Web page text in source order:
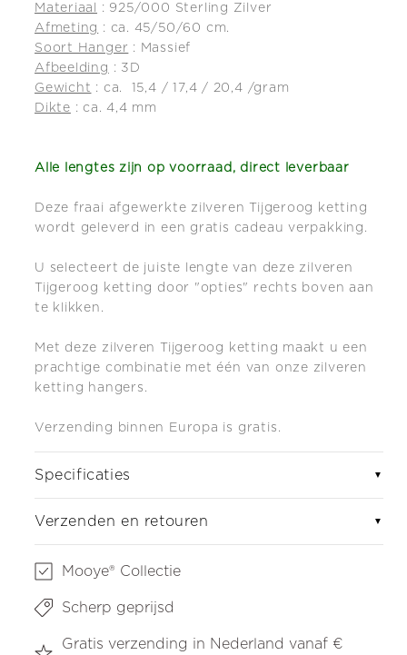
45
cm
45
cm
Materiaal
: 925/000 Sterling Zilver
Afmeting : ca. 45/50/60 cm.
Soort Hanger : Massief
Afbeelding : 3D
Gewicht : ca. 15,4 / 17,4 / 20,4 /gram
Dikte : ca. 4,4 mm
Alle lengtes zijn op voorraad, direct leverbaar
Deze fraai afgewerkte zilveren Tijgeroog ketting
wordt geleverd in een gratis cadeau verpakking.
U selecteert de juiste lengte van deze zilveren
Tijgeroog ketting door "opties" rechts boven aan
te klikken.
Met deze zilveren Tijgeroog ketting maakt u een
prachtige combinatie met één van onze zilveren
ketting hangers.
Verzending binnen Europa is gratis.
Specificaties ▼
Verzenden en retouren ▼
Mooye® Collectie
Scherp geprijsd
Gratis verzending in Nederland vanaf €